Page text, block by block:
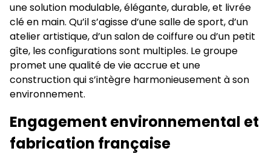
une solution modulable, élégante, durable, et livrée
clé en main. Qu’il s’agisse d’une salle de sport, d’un
atelier artistique, d’un salon de coiffure ou d’un petit
gîte, les configurations sont multiples. Le groupe
promet une qualité de vie accrue et une
construction qui s’intègre harmonieusement à son
environnement.
Engagement environnemental et
fabrication française